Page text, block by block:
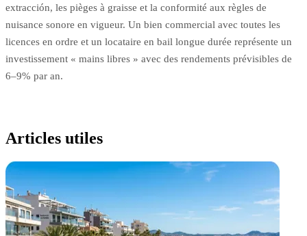
extracción, les pièges à graisse et la conformité aux règles de
nuisance sonore en vigueur. Un bien commercial avec toutes les
licences en ordre et un locataire en bail longue durée représente un
investissement « mains libres » avec des rendements prévisibles de
6–9% par an.
Articles utiles